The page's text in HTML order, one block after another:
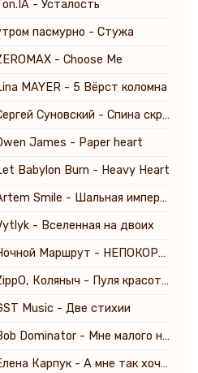
- Усталость
пасмурно - Стужа
- Choose Me
MAYER - 5 Вёрст коломна
Сергей Суновский - Спина скрипит, но ноги пляшут
James - Paper heart
Babylon Burn - Heavy Heart
Artem Smile - Шальная императрица
- Вселенная на двоих
Ночной Маршрут - НЕПОКОРНАЯ
ZippO, Коляныч - Пуля красотуля
Music - Две стихии
Bob Dominator - Мне малого надо
Елена Карпук - А мне так хочется вернуться